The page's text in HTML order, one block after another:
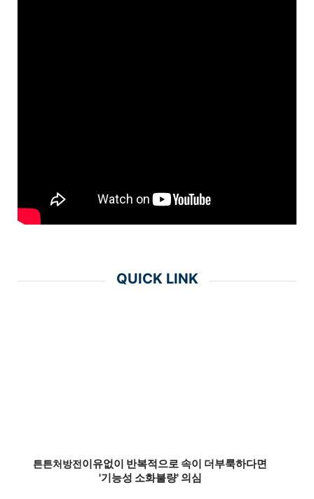
QUICK LINK
튼튼처방전이유없이 반복적으로 속이 더부룩하다면
'기능성 소화불량' 의심